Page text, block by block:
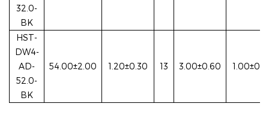
32.0-
BK
HST-
DW4-
AD-
52.0-
BK
54.00±2.00 1.20±0.30 13 3.00±0.60